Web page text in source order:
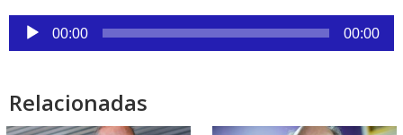
Reproductor
de
00:00 00:00
Relacionadas